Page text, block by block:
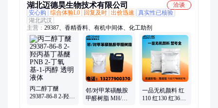
湖北迈德昊生物技术有限公司
洽谈
安心购
综合体验L0 回复及时 出价迅速
真实性已核验
湖北武汉
主营： 29387、香精香料、有机中间体、化工助剂
丙二醇丁醚
29387-86-8 2-羟丙
邻/对甲苯磺酰胺
甲醛树脂 MH/MS
一品无机颜料 红
110 红130 红3620